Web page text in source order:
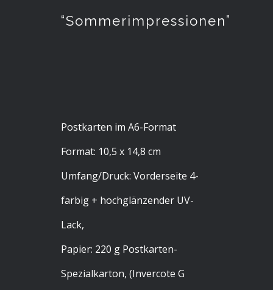
“Sommerimpressionen”
Postkarten im A6-Format
Format: 10,5 x 14,8 cm
Umfang/Druck: Vorderseite 4-
farbig + hochglänzender UV-
Lack,
Papier: 220 g Postkarten-
Spezialkarton, (Invercote G